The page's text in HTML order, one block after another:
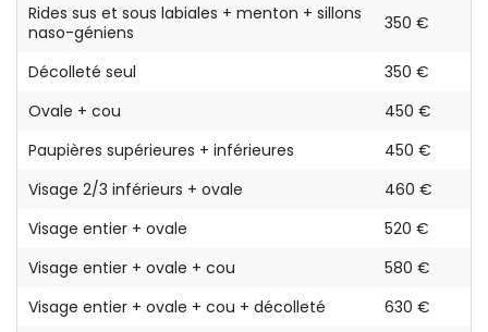
Rides sus et sous labiales + menton + sillons
naso-géniens
350 €
Décolleté seul
350 €
Ovale + cou
450 €
Paupières supérieures + inférieures
450 €
Visage 2/3 inférieurs + ovale
460 €
Visage entier + ovale
520 €
Visage entier + ovale + cou
580 €
Visage entier + ovale + cou + décolleté
630 €